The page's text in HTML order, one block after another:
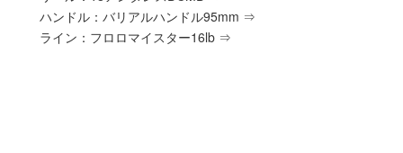
ハンドル：バリアルハンドル95mm ⇒
ライン：フロロマイスター16lb ⇒